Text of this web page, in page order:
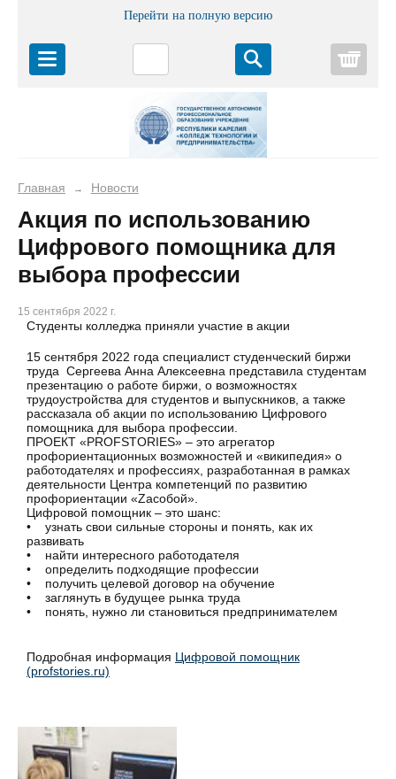
Перейти на полную версию
Главная → Новости
Акция по использованию
Цифрового помощника для
выбора профессии
15 сентября 2022 г.
Студенты колледжа приняли участие в акции
15 сентября 2022 года специалист студенческий биржи
труда Сергеева Анна Алексеевна представила студентам
презентацию о работе биржи, о возможностях
трудоустройства для студентов и выпускников, а также
рассказала об акции по использованию Цифрового
помощника для выбора профессии.
ПРОЕКТ «PROFSTORIES» – это агрегатор
профориентационных возможностей и «википедия» о
работодателях и профессиях, разработанная в рамках
деятельности Центра компетенций по развитию
профориентации «Zасобой».
Цифровой помощник – это шанс:
• узнать свои сильные стороны и понять, как их
развивать
• найти интересного работодателя
• определить подходящие профессии
• получить целевой договор на обучение
• заглянуть в будущее рынка труда
• понять, нужно ли становиться предпринимателем
Подробная информация Цифровой помощник
(profstories.ru)